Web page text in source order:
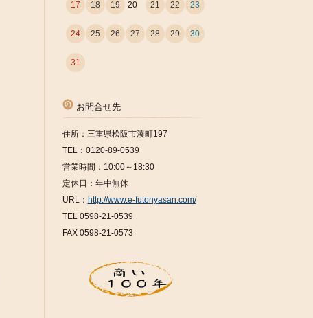
17 18 19 20 21 22 23
24 25 26 27 28 29 30
31
お問合せ先
住所：三重県松阪市湊町197
TEL：0120-89-0539
営業時間：10:00～18:30
定休日：年中無休
URL： http://www.e-futonyasan.com/
TEL 0598-21-0539
FAX 0598-21-0573